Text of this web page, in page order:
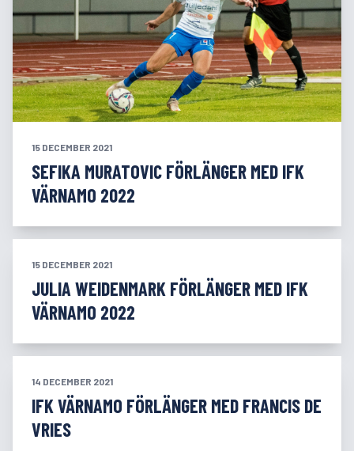
15 DECEMBER 2021
SEFIKA MURATOVIC FÖRLÄNGER MED IFK
VÄRNAMO 2022
15 DECEMBER 2021
JULIA WEIDENMARK FÖRLÄNGER MED IFK
VÄRNAMO 2022
14 DECEMBER 2021
IFK VÄRNAMO FÖRLÄNGER MED FRANCIS DE
VRIES